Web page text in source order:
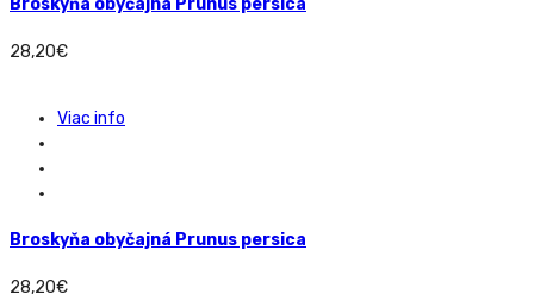
28,20€
Viac info
Broskyňa obyčajná Prunus persica
28,20€